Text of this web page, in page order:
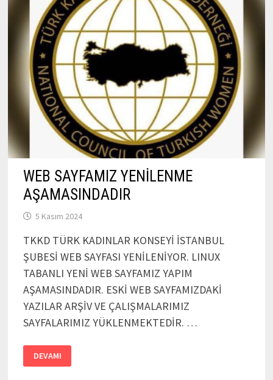
WEB SAYFAMIZ YENİLENME
AŞAMASINDADIR
5 Kasım 2024
TKKD TÜRK KADINLAR KONSEYİ İSTANBUL
ŞUBESİ WEB SAYFASI YENİLENİYOR. LINUX
TABANLI YENİ WEB SAYFAMIZ YAPIM
AŞAMASINDADIR. ESKİ WEB SAYFAMIZDAKİ
YAZILAR ARŞİV VE ÇALIŞMALARIMIZ
SAYFALARIMIZ YÜKLENMEKTEDİR. …
WEB
SAYFAMIZ
YENİLENME
DEVAMI